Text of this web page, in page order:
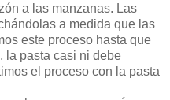
a las manzanas. Las
a medida que las
este proceso hasta que
la pasta casi ni debe
el proceso con la pasta